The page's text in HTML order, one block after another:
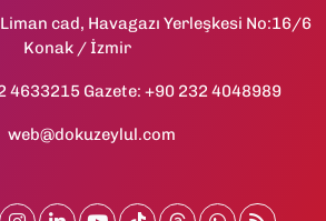
cad, Havagazı Yerleşkesi No:16/6
Konak / İzmir
4633215 Gazete: +90 232 4048989
web@dokuzeylul.com